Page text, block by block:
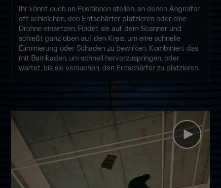
Ihr könnt euch an Positionen stellen, an denen Angreifer
oft schleichen, den Entschärfer platzieren oder eine
Drohne einsetzen. Findet sie auf dem Scanner und
schießt ganz oben auf den Kreis, um eine schnelle
Eliminierung oder Schaden zu bewirken. Kombiniert das
mit Barrikaden, um schnell hervorzuspringen, oder
wartet, bis sie versuchen, den Entschärfer zu platzieren.